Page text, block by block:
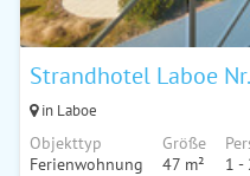
Strandhotel Laboe
in Laboe
Objekttyp
Ferienwohnung
Größe
47 m²
1 -